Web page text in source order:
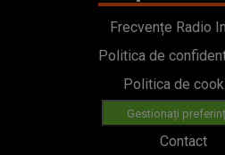
Frecvențe Radio
Politica de
Politica de
Gestionați
Contact